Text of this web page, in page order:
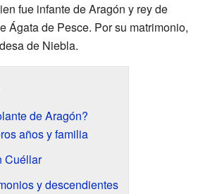
fue infante de Aragón y rey de
Ágata de Pesce. Por su matrimonio,
de Niebla.
de Aragón?
años y familia
Cuéllar
y descendientes